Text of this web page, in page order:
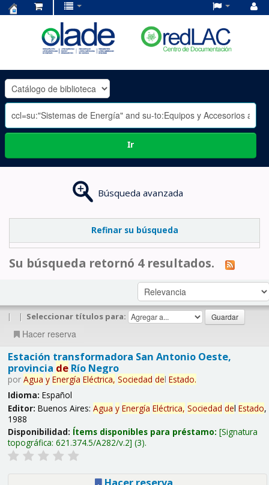
OLADE
-
Ir
Búsqueda avanzada
Refinar su búsqueda
Su búsqueda retornó 4 resultados.
| | Seleccionar títulos para:
Hacer reserva
Estación transformadora San Antonio Oeste,
provincia deRío Negro
por Agua y Energía Eléctrica, Sociedad del Estado.
Idioma: Español
Editor: Buenos Aires: Agua y Energía Eléctrica, Sociedad del Estado,
1988
Disponibilidad: Ítems disponibles para préstamo: Signatura
topográfica: 621.374.5/A282/v.2 (3).
Hacer reserva